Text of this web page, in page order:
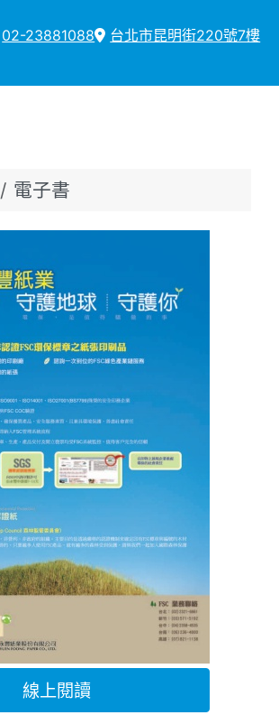
02-23881088 台北市昆明街220號7樓
電子書
線上閱讀